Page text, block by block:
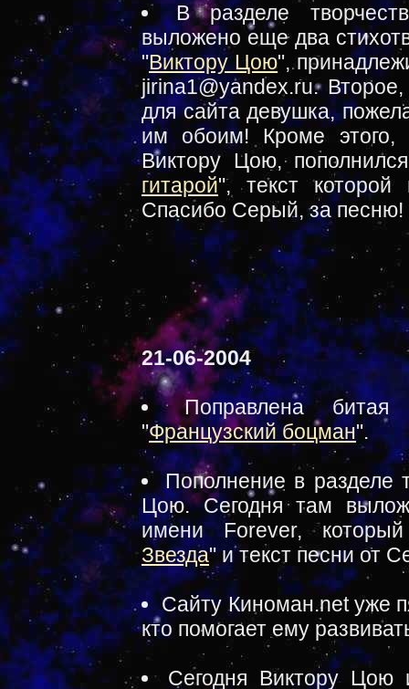
В разделе
выложено еще два
"Виктору Цою",
jirina1@yandex.ru.
для сайта девушка,
им обоим! Кроме этого,
Виктору Цою,
гитарой", текст
Спасибо Серый, за
21-06-2004
Поправлена
"Французский боцман".
Пополнение в разделе
Цою. Сегодня там
имени Forever,
Звезда" и текст песни от
Сайту Киноман.net уже
кто помогает ему
Сегодня Виктору